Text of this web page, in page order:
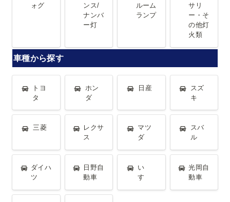
ォグ
ナンバー灯
ンス/
ナンバ
ー灯
ランプルーム
ランプ
ー・その他
サリ
ー・そ
の他灯
火類
車種から探す
トヨ
タ
ホン
ダ
日産
スズ
キ
三菱
レクサ
ス
マツ
ダ
スバ
ル
ダイハツ
ダイハ
ツ
日野自動車
日野自
動車
い
すゞ
光岡自動車
光岡自
動車